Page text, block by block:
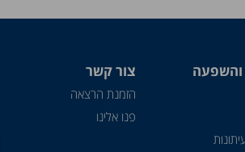
והשפעה צור קשר
הזמנת הרצאה
פנו אלינו